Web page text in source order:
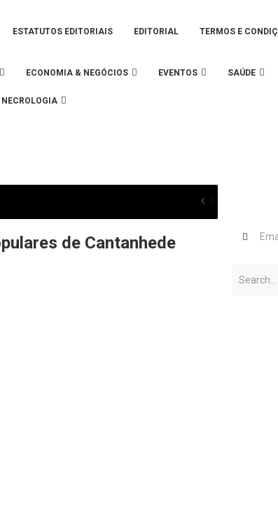
ESTATUTOS EDITORIAIS EDITORIAL TERMOS E
ECONOMIA & NEGÓCIOS EVENTOS SAÚDE
NECROLOGIA
de Cantanhede